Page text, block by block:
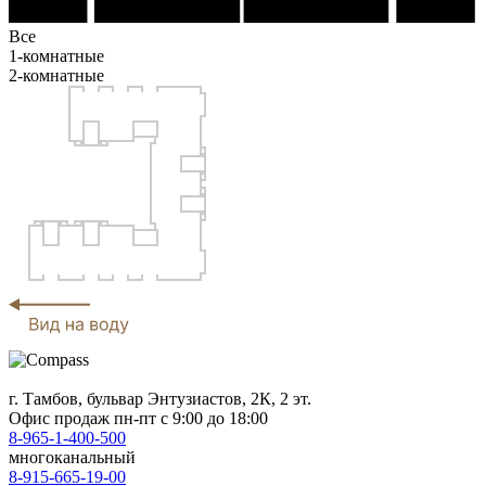
Все
1-комнатные
2-комнатные
г. Тамбов, бульвар Энтузиастов, 2К, 2 эт.
Офис продаж пн-пт с 9:00 до 18:00
8-965-1-400-500
многоканальный
8-915-665-19-00